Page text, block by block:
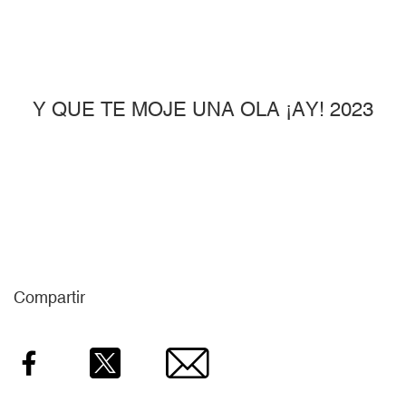
Y QUE TE MOJE UNA OLA ¡AY! 2023
Compartir
Facebook Email